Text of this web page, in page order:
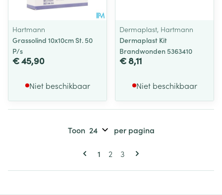
Hartmann
Grassolind 10x10cm St. 50
P/s
€ 45,90
Niet beschikbaar
Dermaplast, Hartmann
Dermaplast Kit
Brandwonden 5363410
€ 8,11
Niet beschikbaar
Pagina's
U lees momenteel pagina
1 Pagina
2 Pagina
3
Toon per pagina